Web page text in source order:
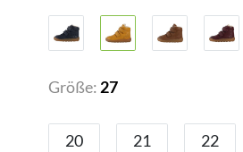
Größe: 27
20 21 22